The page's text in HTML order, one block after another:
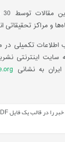
و مراکز تحقیقاتی
تکمیلی در
سایت اینترنتی
به نشانی